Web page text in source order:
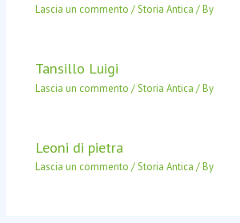
Lascia un commento /Storia Antica / By
Tansillo Luigi
Lascia un commento /Storia Antica / By
Leoni di pietra
Lascia un commento /Storia Antica / By